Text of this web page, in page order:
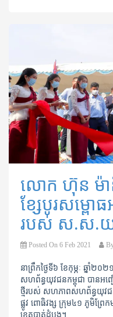
លោក ហ៊ុន ម៉ា
ខ្សែបូរសម្ពោធ
របស់ ស.ស.យ.
Posted On 6 Feb 2021
នាព្រឹកថ្ងៃទី៦ ខែកុម្ភៈ ឆ្នាំ
សហព័ន្ធយុវជនកម្ពុជា បានអញ្
ថ្មីរបស់ សហភាពសហព័ន្ធយុវជន
ផ្លូវ ពោធិវង្ស ក្រុម៤១ ភូមិព្រែ
ខេត្តបាត់ដំបង។